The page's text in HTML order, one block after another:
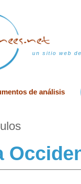
un sitio web
de análisis